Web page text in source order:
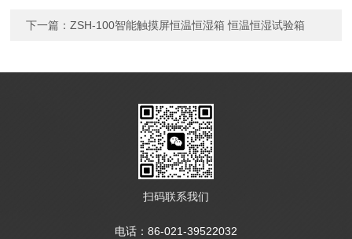
下一篇：ZSH-100智能触摸屏恒温恒湿箱 恒温恒湿试验箱
扫码联系我们
电话：86-021-39522032